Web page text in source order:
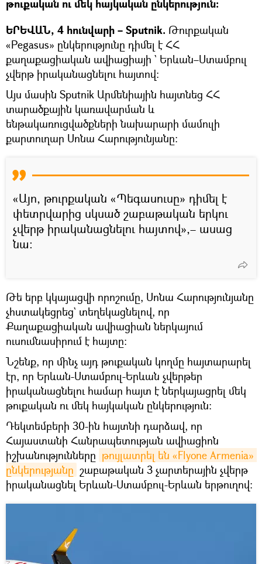
թուքական ու մեկ հայկական ընկերություն։
ԵՐԵՎԱՆ, 4 հունվարի – Sputnik. Թուրքական
«Pegasus» ընկերությունը դիմել է ՀՀ
քաղաքացիական ավիացիայի ` Երևան–Ստամբուլ
չվերթ իրականացնելու հայտով։
Այս մասին Sputnik Արմենիային հայտնեց ՀՀ
տարածքային կառավարման և
ենթակառուցվածքների նախարարի մամուլի
քարտուղար Սոնա Հարությունյանը։
«Այո, թուրքական «Պեգասուսը» դիմել է
փետրվարից սկսած շաբաթական երկու
չվերթ իրականացնելու հայտով»,– ասաց
նա։
Թե երբ կկայացվի որոշումը, Սոնա Հարությունյանը
չհստակեցրեց` տեղեկացնելով, որ
Քաղաքացիական ավիացիան ներկայում
ուսումնասիրում է հայտը։
Նշենք, որ մինչ այդ թուքական կողմը հայտարարել
էր, որ Երևան-Ստամբուլ-Երևան չվերթեր
իրականացնելու համար հայտ է ներկայացրել մեկ
թուքական ու մեկ հայկական ընկերություն։
Դեկտեմբերի 30-ին հայտնի դարձավ, որ
Հայաստանի Հանրապետության ավիացիոն
իշխանությունները թույլատրել են «Flyone Armenia»
ընկերությանը շաբաթական 3 չարտերային չվերթ
իրականացնել Երևան-Ստամբուլ-Երևան երթուղով: